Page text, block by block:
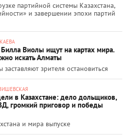
партийной системы Казахстана,
и завершении эпохи партий
Виолы ищут на картах мира.
искать Алматы
заставляют зрителя остановиться
в Казахстане: дело дольщиков,
громкий приговор и победы
и мира выпуске